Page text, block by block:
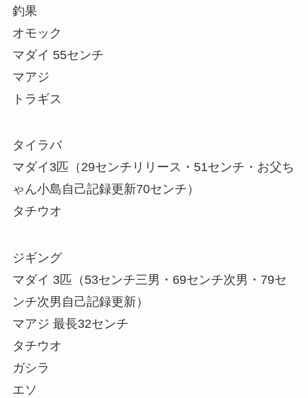
釣果
オモック
マダイ 55センチ
マアジ
トラギス
タイラバ
マダイ3匹（29センチリリース・51センチ・お父ち
ゃん小島自己記録更新70センチ）
タチウオ
ジギング
マダイ 3匹（53センチ三男・69センチ次男・79セ
ンチ次男自己記録更新）
マアジ 最長32センチ
タチウオ
ガシラ
エソ